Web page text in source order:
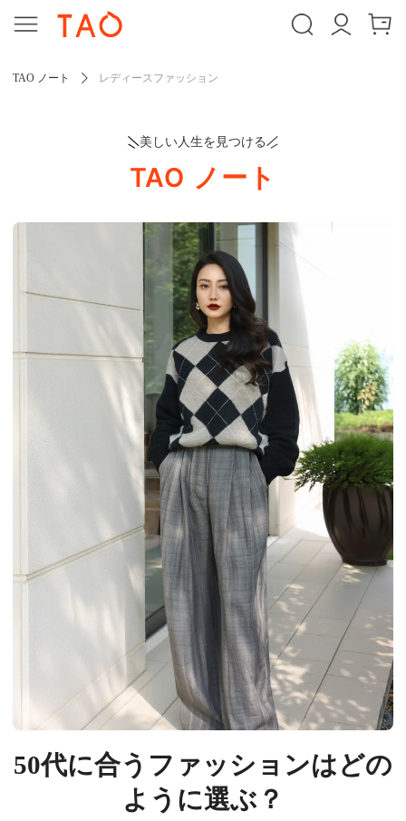
TAO ノート レディースファッション
美しい人生を見つける
TAO ノート
50代に合うファッションはどの
ように選ぶ？